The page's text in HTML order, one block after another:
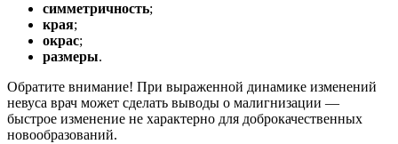
симметричность;
края;
окрас;
размеры.
Обратите внимание! При выраженной динамике изменений
невуса врач может сделать выводы о малигнизации —
быстрое изменение не характерно для доброкачественных
новообразований.